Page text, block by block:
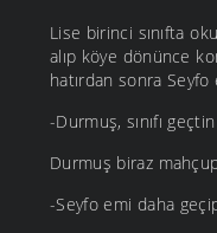
Lise birinci sınıfta
alıp köye dönünce
hatırdan sonra
-Durmuş, sınıfı
Durmuş biraz
-Seyfo emi daha